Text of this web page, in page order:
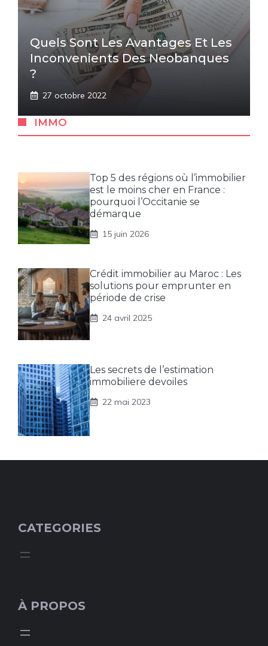
Quels Sont Les Avantages Et Les
Inconvenients Des Neobanques
?
27 octobre 2022
IMMO
Top 5 des régions où l’immobilier
est le moins cher en France :
pourquoi l’Occitanie se
démarque
15 juin 2026
Crédit immobilier au Maroc : Les
solutions pour emprunter en
période de crise
24 avril 2025
Les secrets de l’estimation
immobiliere devoiles
22 mai 2023
CATEGORIES
À PROPOS